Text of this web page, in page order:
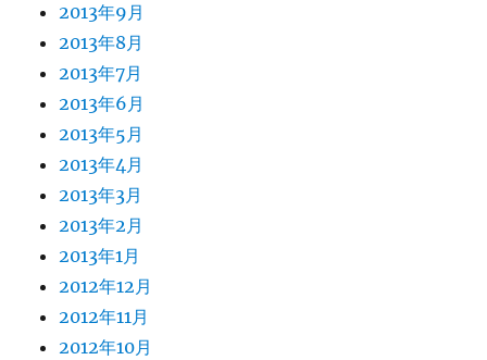
2013年9月
2013年8月
2013年7月
2013年6月
2013年5月
2013年4月
2013年3月
2013年2月
2013年1月
2012年12月
2012年11月
2012年10月